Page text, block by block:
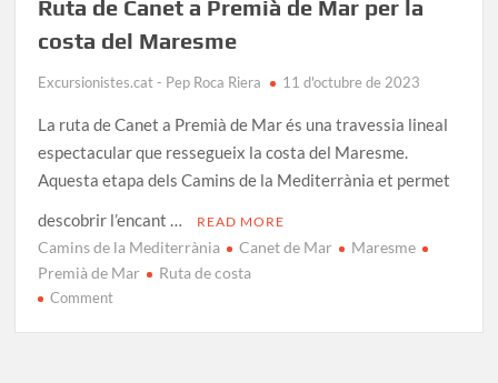
Ruta de Canet a Premià de Mar per la
costa del Maresme
Excursionistes.cat - Pep Roca Riera 11 d'octubre de 2023
La ruta de Canet a Premià de Mar és una travessia lineal
espectacular que ressegueix la costa del Maresme.
Aquesta etapa dels Camins de la Mediterrània et permet
descobrir l’encant …
READ MORE
Camins de la Mediterrània Canet de Mar
Maresme
Premià de Mar
Ruta de costa
Commenton